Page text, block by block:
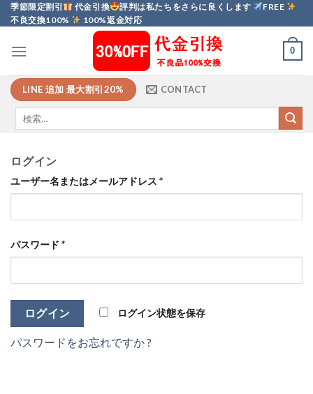
Skip
to
季節限定割引 代金引換 評判は私たちをさらに良くします
FREE
不良交換100%
100%返金対応
0
LINE 追加 最大割引20% CONTACT
ログイン
ユーザー名またはメールアドレス *
パスワード *
ログイン状態を保存
パスワードをお忘れですか ?